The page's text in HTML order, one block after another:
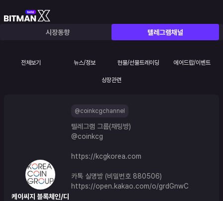
시장동향 텔레그램채널
전체보기 뉴스/정보 현물/선물트레이딩 에어드랍/이벤트
상장관련
케이씨지 블록체인/디
@coinkcgchannel
텔레그램 그룹(채팅방)
@coinkcg
https://kcgkorea.com
카톡 실명방 (비밀번호 880506)
https://open.kakao.com/o/grdGnwC